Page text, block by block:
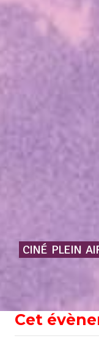
CINÉ PLEIN
Cet